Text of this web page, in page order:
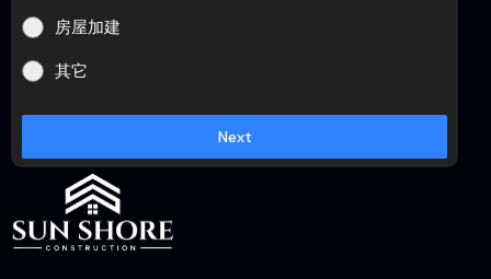
房屋加建
其它
Next